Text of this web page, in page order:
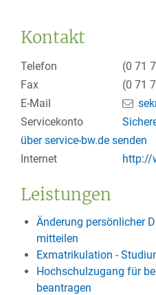
Kontakt
Telefon (0 71
Fax
(0 71
E-Mail
Servicekonto
über service-bw.de senden
Internet
http://
Leistungen
Änderung persönlicher
mitteilen
Exmatrikulation -
Hochschulzugang für
beantragen